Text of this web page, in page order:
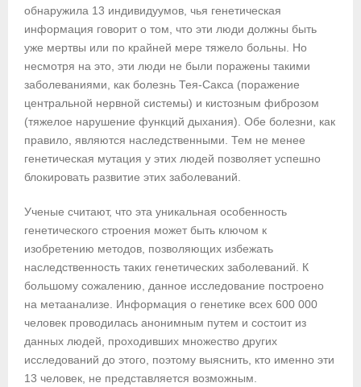
обнаружила 13 индивидуумов, чья генетическая
информация говорит о том, что эти люди должны быть
уже мертвы или по крайней мере тяжело больны. Но
несмотря на это, эти люди не были поражены такими
заболеваниями, как болезнь Тея-Сакса (поражение
центральной нервной системы) и кистозным фиброзом
(тяжелое нарушение функций дыхания). Обе болезни, как
правило, являются наследственными. Тем не менее
генетическая мутация у этих людей позволяет успешно
блокировать развитие этих заболеваний.
Ученые считают, что эта уникальная особенность
генетического строения может быть ключом к
изобретению методов, позволяющих избежать
наследственность таких генетических заболеваний. К
большому сожалению, данное исследование построено
на метаанализе. Информация о генетике всех 600 000
человек проводилась анонимным путем и состоит из
данных людей, проходивших множество других
исследований до этого, поэтому выяснить, кто именно эти
13 человек, не представляется возможным.